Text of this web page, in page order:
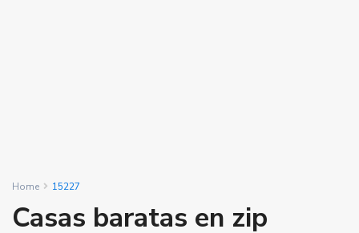
Home 15227
Casas baratas en zip